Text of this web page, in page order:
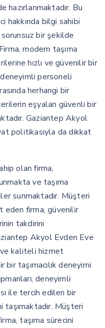
hazırlanmaktadır. Bu
hakkında bilgi sahibi
bir şekilde
modern taşıma
hızlı ve güvenilir bir
personeli
herhangi bir
eşyaları güvenli bir
Gaziantep Akyol
politikasıyla da dikkat
olan firma,
ve taşıma
sunmaktadır. Müşteri
eden firma, güvenilir
takdirini
Akyol Evden Eve
ve kaliteli hizmet
taşımacılık deneyimi
deneyimli
ile tercih edilen bir
taşımaktadır. Müşteri
taşıma sürecini